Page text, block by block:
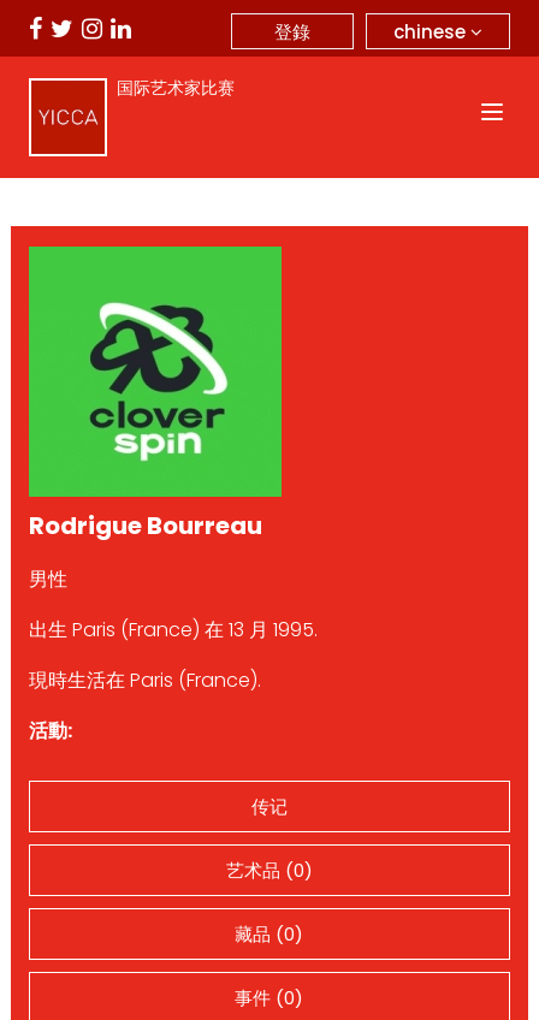
chinese
登錄
国际艺术家比赛
Rodrigue Bourreau
男性
出生 Paris (France) 在 13 月 1995.
現時生活在 Paris (France).
活動:
传记
艺术品 (0)
藏品 (0)
事件 (0)